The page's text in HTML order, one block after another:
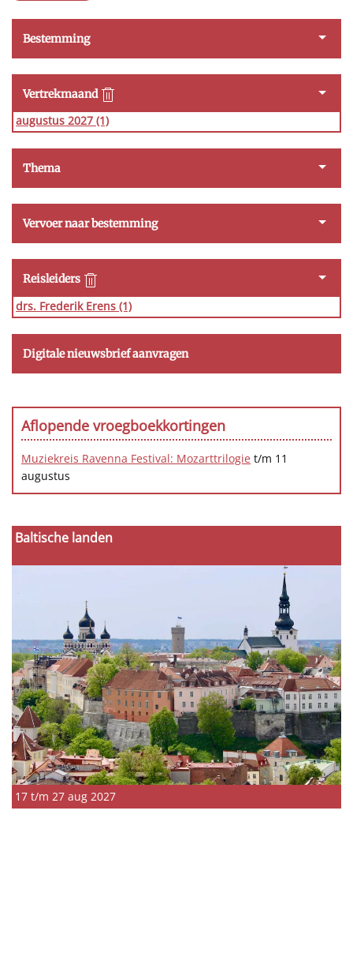
Baltische landen
17 t/m 27 aug 2027
Bestemming
Vertrekmaand
augustus 2027 (1)
Thema
Vervoer naar bestemming
Reisleiders
drs. Frederik Erens (1)
Digitale nieuwsbrief aanvragen
Aflopende vroegboekkortingen
Muziekreis Ravenna Festival: Mozarttrilogie t/m 11
augustus